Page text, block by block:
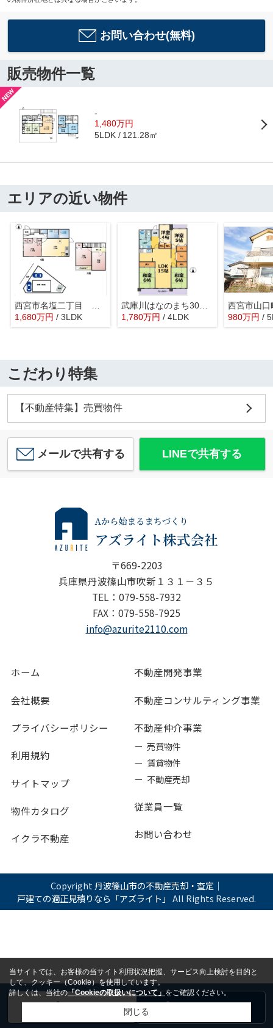
お問い合わせ(無料)
販売物件一覧
-
1,480万円
5LDK 121.28㎡
エリアの近い物件
西宮市名塩二丁目 中古戸建
1,680万円 / 3LDK
武庫川はなのまち30号棟
1,780万円 / 4LDK 980万円 /
こだわり特集
【不動産特集】売買物件
メールで共有する LINEで共有する
〒669-2203
兵庫県丹波篠山市吹新１３１－３５
TEL：079-558-7932
FAX：079-558-7925
info@azurite2110.com
ホーム
会社概要
プライバシーポリシー
利用規約
サイトマップ
物件カタログ
イクラ不動産
不動産開発事業
不動産コンサルティング事業
不動産仲介事業
ー 売買物件
ー 賃貸物件
ー 不動産売却
従業員一覧
お問い合わせ
Copyright丹波篠山市の不動産売却・査定｜
戸建ての適正見積りなら「アズライト」 All Rights Reserved.
電話 お問い合わせ
当サイトでは、お客様の当サイト利用状況把握、サービス向上検討を目的と
して、クッキー（Cookie）を使用しています。
詳しくは、当社の「Cookieの取扱いについて」をご確認ください。
閉じる